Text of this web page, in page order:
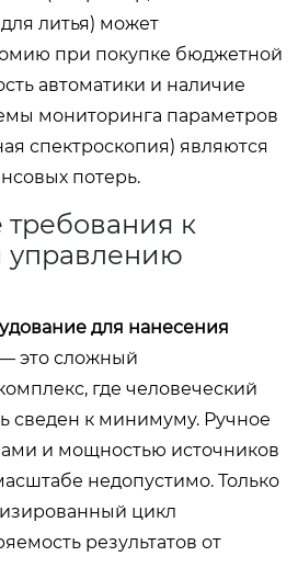
литья) может
при покупке бюджетной
автоматики и наличие
мониторинга параметров
спектроскопия) являются
потерь.
к
управлению
для нанесения
это сложный
где человеческий
сведен к минимуму. Ручное
и мощностью источников
недопустимо. Только
цикл
результатов от